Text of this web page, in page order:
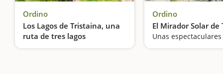
Ordino
Los Lagos de Tristaina, una
ruta de tres lagos
Una de las rutas de senderismo más espectaculares de Andorra
Ordino
El Mirador Solar de